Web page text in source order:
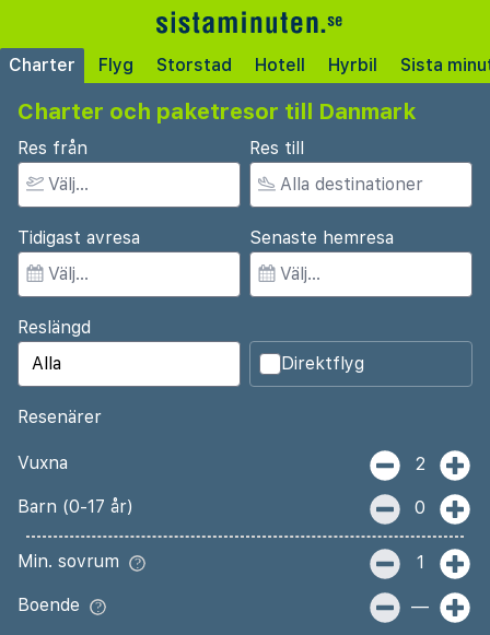
Charter Flyg Storstad Hotell Hyrbil Sista
Charter och paketresor till Danmark
Res från Res till
Tidigast avresa Senaste hemresa
Reslängd
Direktflyg
Resenärer
Vuxna 2
Barn (0-17 år) 0
Min. sovrum 1
Boende —